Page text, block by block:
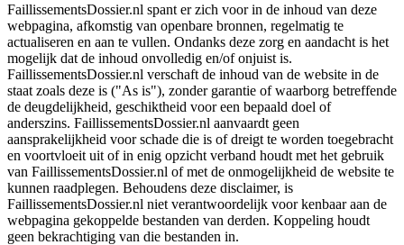
FaillissementsDossier.nl spant er zich voor in de inhoud van deze
webpagina, afkomstig van openbare bronnen, regelmatig te
actualiseren en aan te vullen. Ondanks deze zorg en aandacht is het
mogelijk dat de inhoud onvolledig en/of onjuist is.
FaillissementsDossier.nl verschaft de inhoud van de website in de
staat zoals deze is ("As is"), zonder garantie of waarborg betreffende
de deugdelijkheid, geschiktheid voor een bepaald doel of
anderszins. FaillissementsDossier.nl aanvaardt geen
aansprakelijkheid voor schade die is of dreigt te worden toegebracht
en voortvloeit uit of in enig opzicht verband houdt met het gebruik
van FaillissementsDossier.nl of met de onmogelijkheid de website te
kunnen raadplegen. Behoudens deze disclaimer, is
FaillissementsDossier.nl niet verantwoordelijk voor kenbaar aan de
webpagina gekoppelde bestanden van derden. Koppeling houdt
geen bekrachtiging van die bestanden in.